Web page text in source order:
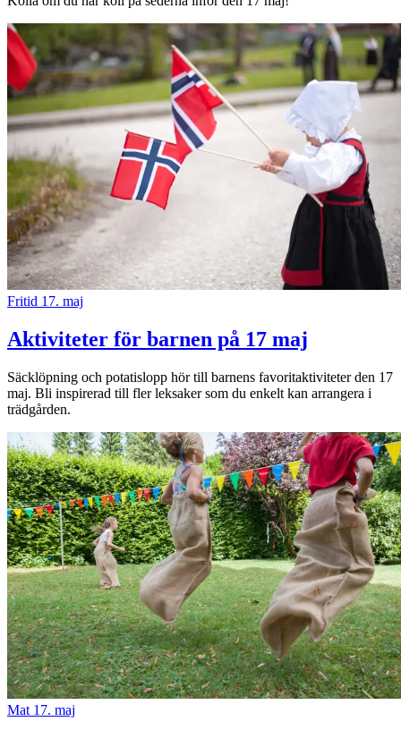
Fritid 17. maj
Aktiviteter för barnen på 17 maj
Säcklöpning och potatislopp hör till barnens favoritaktiviteter den 17
maj. Bli inspirerad till fler leksaker som du enkelt kan arrangera i
trädgården.
Mat 17. maj